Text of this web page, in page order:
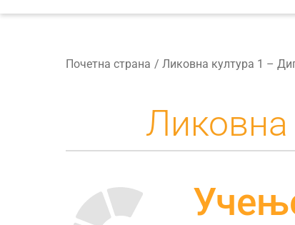
Почетна страна
Ликовна